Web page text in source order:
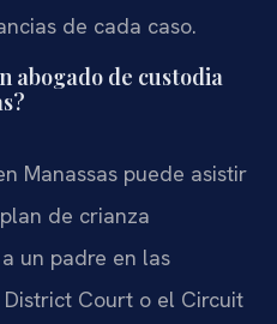
de cada caso.
abogado de custodia
Manassas puede asistir
de crianza
un padre en las
Court o el Circuit